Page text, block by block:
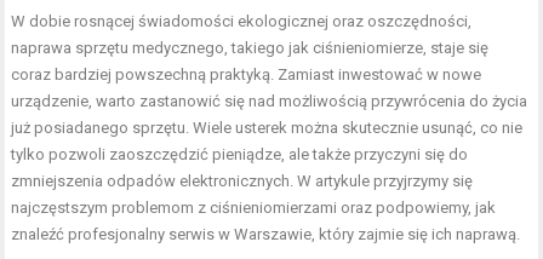
W dobie rosnącej świadomości ekologicznej oraz oszczędności,
naprawa sprzętu medycznego, takiego jak ciśnieniomierze, staje się
coraz bardziej powszechną praktyką. Zamiast inwestować w nowe
urządzenie, warto zastanowić się nad możliwością przywrócenia do życia
już posiadanego sprzętu. Wiele usterek można skutecznie usunąć, co nie
tylko pozwoli zaoszczędzić pieniądze, ale także przyczyni się do
zmniejszenia odpadów elektronicznych. W artykule przyjrzymy się
najczęstszym problemom z ciśnieniomierzami oraz podpowiemy, jak
znaleźć profesjonalny serwis w Warszawie, który zajmie się ich naprawą.